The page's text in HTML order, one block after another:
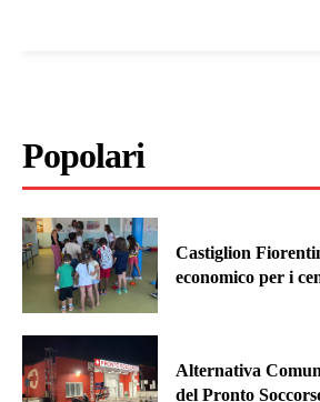
Popolari
Castiglion
economico per i
Alternativa
del Pronto